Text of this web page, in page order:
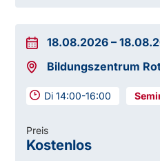
18.08.2026 –
Bildungszentrum
Di 14:00-16:00
Preis
Kostenlos